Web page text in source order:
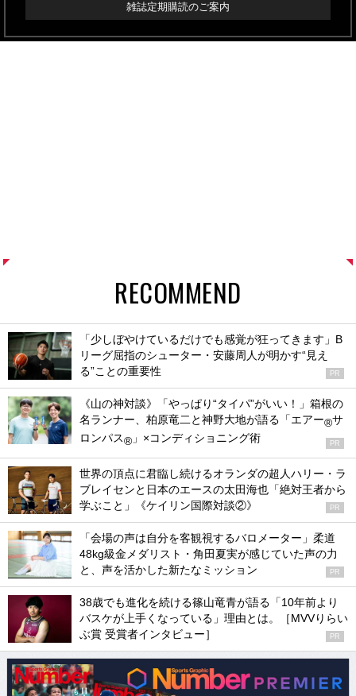
雑誌定期購読のご案内
RECOMMEND
「少しぼやけているだけでも感覚が狂ってきます」B
リーグ屈指のシューター・安藤周人が明かす“見え
る”ことの重要性
PR
《山の神対談》「やっぱり“タイパ”がいい！」箱根の
名ランナー、柏原竜二と神野大地が語る「エアー®サ
ロンパス® 」×コンディショニング術 PR
世界の頂点に君臨し続けるオランダの超人ハリー・ラ
ブレイセンと日本のエースの太田海也「絶対王者から
学ぶこと」《ケイリン国際対談②》
PR
「会場の声は自分を客観視するバロメーター」柔道
48kg級金メダリスト・角田夏実が感じていた声の力
と、声を活かした新たなミッション
PR
38歳でも進化を続ける篠山竜青が語る「10年前より
バスケが上手くなっている」理由とは。［MVVりらい
ぶ賞 受賞者インタビュー］
PR